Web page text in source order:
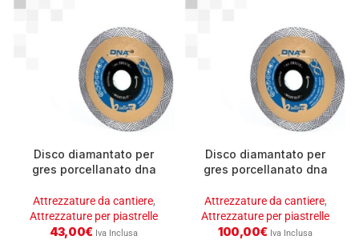
Disco diamantato per
gres porcellanato dna
Attrezzature da cantiere,
Attrezzature per piastrelle
43,00€ Iva Inclusa
Disco diamantato per
gres porcellanato dna
Attrezzature da cantiere,
Attrezzature per piastrelle
100,00€ Iva Inclusa